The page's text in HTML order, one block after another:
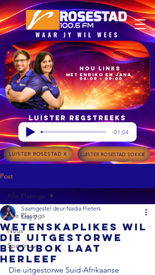
06:00 – 09:00
met Enriko en Jana
Hou Links
Luister regstreeks
-01:04
LUISTER ROSESTAD X LUISTER ROSESTAD SOKKIE
Post
Alle Plasings
Nuus
Sportnuus
Alle Plasings
Wetenskaplikes wil
die uitgestorwe
bloubok laat
herleef
Saamgestel deur Nadia Pieters
May 2
Die uitgestorwe Suid-Afrikaanse